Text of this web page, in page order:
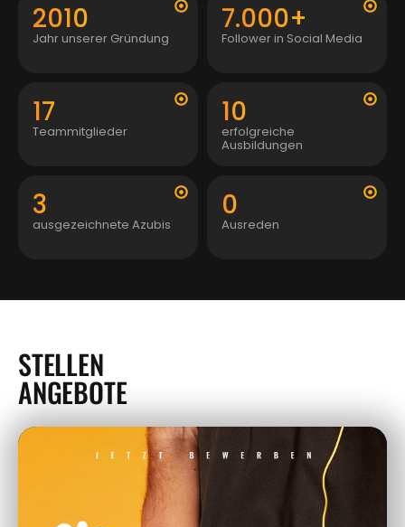
2010
Jahr unserer Gründung
7.000+
Follower in Social Media
17
Teammitglieder
10
erfolgreiche
Ausbildungen
3
ausgezeichnete Azubis
0
Ausreden
STELLEN
ANGEBOTE